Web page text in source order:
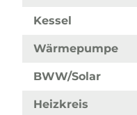
Kessel
Wärmepumpe
BWW/Solar
Heizkreis